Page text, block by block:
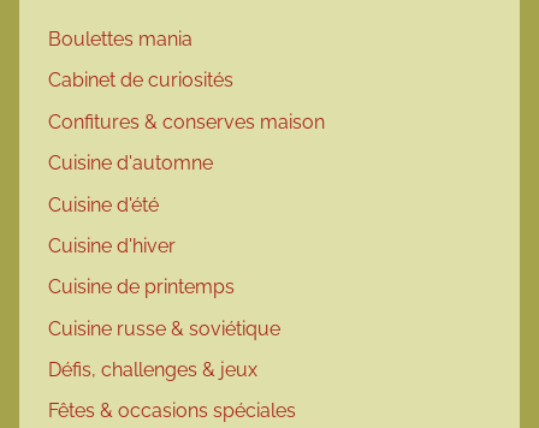
Boulettes mania
Cabinet de curiosités
Confitures & conserves maison
Cuisine d'automne
Cuisine d'été
Cuisine d'hiver
Cuisine de printemps
Cuisine russe & soviétique
Défis, challenges & jeux
Fêtes & occasions spéciales